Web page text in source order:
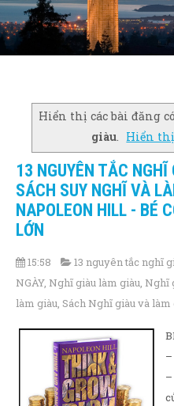
Hiển thị các bài đăng
giàu. Hiển
13 NGUYÊN TẮC
SÁCH SUY NGHĨ VÀ
NAPOLEON HILL - BÉ
LỚN
15:58 13 nguyên tắc nghĩ
NGÀY, Nghĩ giàu làm giàu Nghĩ
làm giàu Sách Nghĩ giàu và làm